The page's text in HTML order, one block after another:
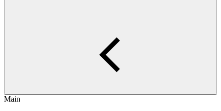
Main